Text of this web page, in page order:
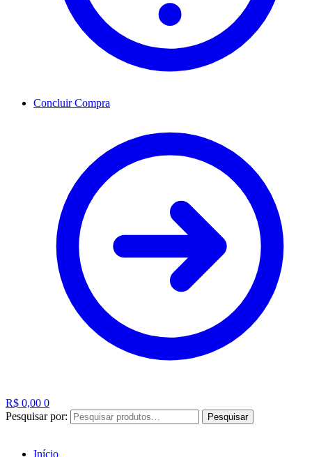
Concluir Compra
R$ 0,00 0
Pesquisar por:
Pesquisar
Início